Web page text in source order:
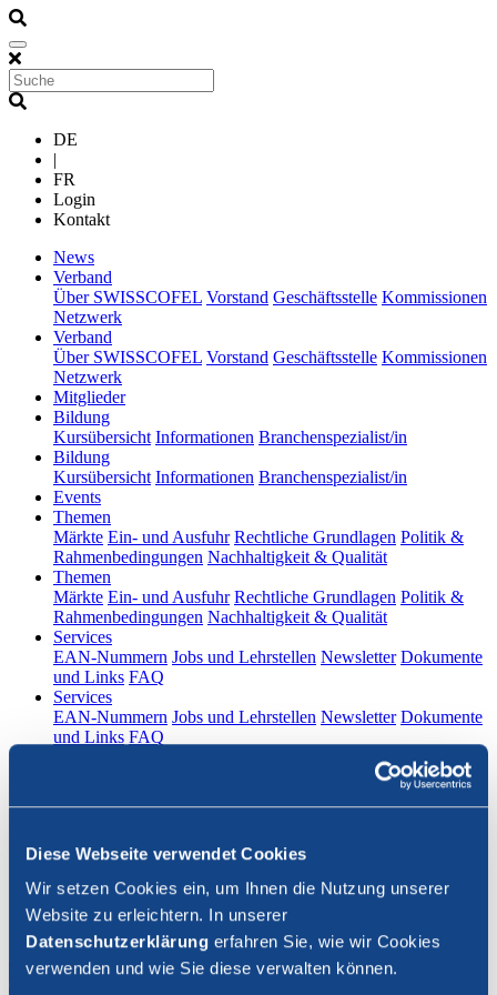
Diese Webseite verwendet Cookies
Wir setzen Cookies ein, um Ihnen die Nutzung unserer
Website zu erleichtern. In unserer
Datenschutzerklärung erfahren Sie, wie wir Cookies
verwenden und wie Sie diese verwalten können.
DE
|
FR
Login
Kontakt
News(current)
Verband
Über SWISSCOFEL Vorstand Geschäftsstelle Kommissionen
Netzwerk
Verband
Über SWISSCOFEL Vorstand Geschäftsstelle Kommissionen
Netzwerk
Mitglieder(current)
Bildung(current)
Kursübersicht Informationen Branchenspezialist/in
Bildung(current)
Kursübersicht Informationen Branchenspezialist/in
Events(current)
Themen
Märkte Ein- und Ausfuhr Rechtliche Grundlagen Politik &
Rahmenbedingungen Nachhaltigkeit & Qualität
Themen
Märkte Ein- und Ausfuhr Rechtliche Grundlagen Politik &
Rahmenbedingungen Nachhaltigkeit & Qualität
Services(current)
EAN-Nummern Jobs und Lehrstellen Newsletter Dokumente
und Links FAQ
Services(current)
EAN-Nummern Jobs und Lehrstellen Newsletter Dokumente
und Links FAQ
FR
Login
Suche schliessen